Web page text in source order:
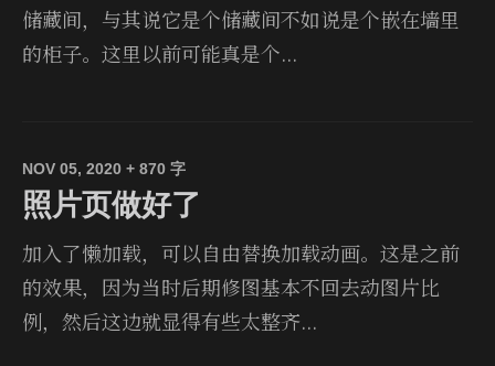
储藏间，与其说它是个储藏间不如说是个嵌在墙里
的柜子。这里以前可能真是个...
NOV 05, 2020 + 870 字
照片页做好了
加入了懒加载，可以自由替换加载动画。这是之前
的效果，因为当时后期修图基本不回去动图片比
例，然后这边就显得有些太整齐...